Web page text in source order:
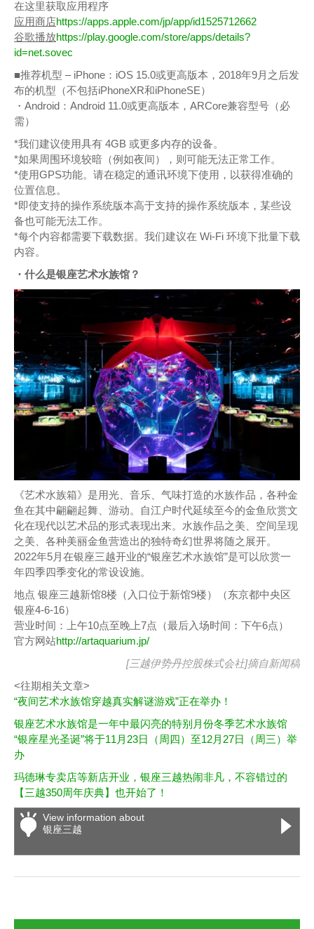
在这里获取应用程序
应用商店https://apps.apple.com/jp/app/id1525712662
谷歌播放https://play.google.com/store/apps/details?
id=net.sovec
■推荐机型 – iPhone：iOS 15.0或更高版本，2018年9月之后发
布的机型（不包括iPhoneXR和iPhoneSE）
・Android：Android 11.0或更高版本，ARCore兼容型号（必
需）
*我们建议使用具有 4GB 或更多内存的设备。
*如果周围环境较暗（例如夜间），则可能无法正常工作。
*使用GPS功能。请在稳定的通讯环境下使用，以获得准确的
位置信息。
*即使支持的操作系统版本高于支持的操作系统版本，某些设
备也可能无法工作。
*每个内容都需要下载数据。我们建议在 Wi-Fi 环境下批量下载
内容。
・什么是银座艺术水族馆？
《艺术水族箱》是用光、音乐、气味打造的水族作品，各种金
鱼在其中翩翩起舞、游动。自江户时代延续至今的金鱼欣赏文
化在现代以艺术品的形式表现出来。水族作品之美、空间呈现
之美、各种美丽金鱼营造出的独特奇幻世界将随之展开。
2022年5月在银座三越开业的“银座艺术水族馆”是可以欣赏一
年四季四季变化的常设设施。
地点 银座三越新馆8楼（入口位于新馆9楼）（东京都中央区
银座4-6-16）
营业时间：上午10点至晚上7点（最后入场时间：下午6点）
官方网站http://artaquarium.jp/
[三越伊势丹控股株式会社]摘自新闻稿
<往期相关文章>
“夜间艺术水族馆穿越真实解谜游戏”正在举办！
银座艺术水族馆是一年中最闪亮的特别月份冬季艺术水族馆
“银座星光圣诞”将于11月23日（周四）至12月27日（周三）举
办
玛德琳专卖店等新店开业，银座三越热闹非凡，不容错过的
【三越350周年庆典】也开始了！
View information about
银座三越